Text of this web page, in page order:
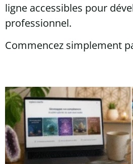
ligne accessibles pour
professionnel.
Commencez simplement